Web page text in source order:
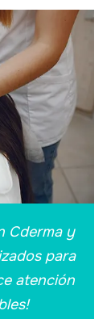
Cderma y
para
atención